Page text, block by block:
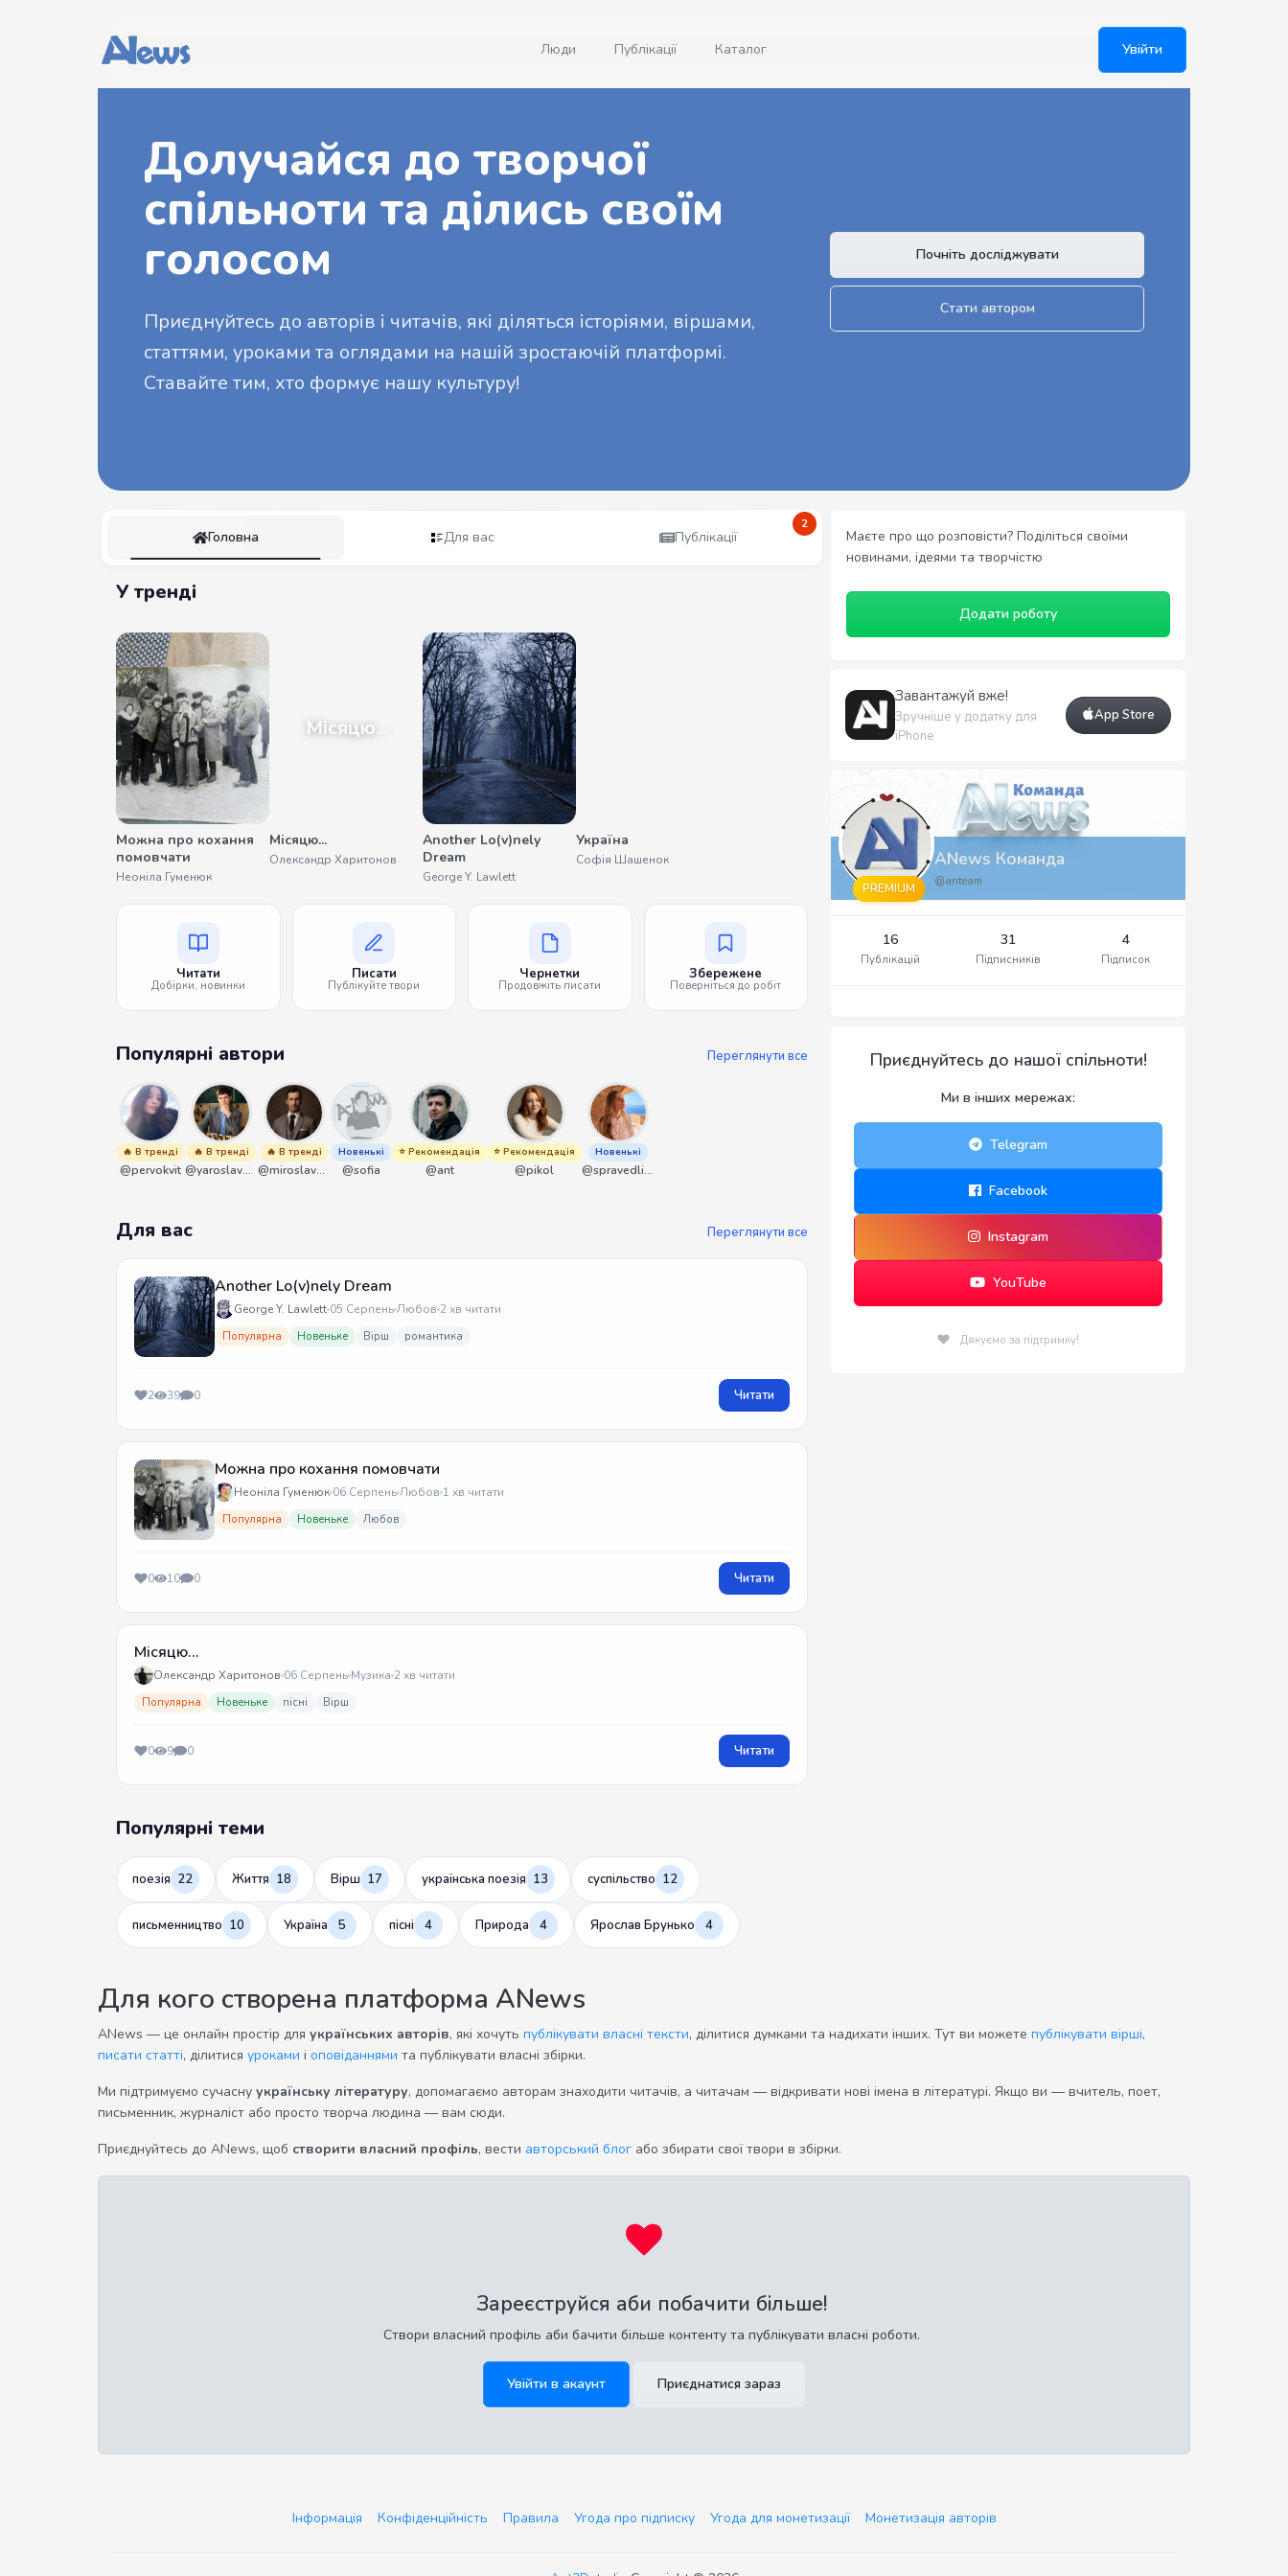
Люди Публікації Каталог Увійти
Долучайся до творчої
спільноти та ділись своїм
голосом
Приєднуйтесь до авторів і читачів, які діляться історіями, віршами,
статтями, уроками та оглядами на нашій зростаючій платформі.
Ставайте тим, хто формує нашу культуру!
Почніть досліджувати
Стати автором
Головна Для вас Публікації
2
У тренді
Можна про кохання
помовчати
Неоніла Гуменюк
Місяцю...
Місяцю...
Олександр Харитонов
Another Lo(v)nely
Dream
George Y. Lawlett
Україна
Софія Шашенок
Читати
Добірки, новинки
Писати
Публікуйте твори
Чернетки
Продовжіть писати
Збережене
Поверніться до робіт
Популярні автори Переглянути все
🔥 В тренді
@pervokvit
🔥 В тренді
@yaroslavbrunko
🔥 В тренді
@miroslavmaniyk
Новенькі
@sofia
⭐ Рекомендація
@ant
⭐ Рекомендація
@pikol
Новенькі
@spravedliwa
Для вас Переглянути все
Another Lo(v)nely Dream
George Y. Lawlett 05 СерпеньЛюбов 2 хв читати
Популярна Новеньке Вірш романтика
2 39 0 Читати
Можна про кохання помовчати
Неоніла Гуменюк 06 СерпеньЛюбов 1 хв читати
Популярна Новеньке Любов
0 10 0 Читати
Місяцю...
Олександр Харитонов 06 Серпень Музика 2 хв читати
Популярна Новеньке пісні Вірш
0 9 0 Читати
Популярні теми
поезія 22 Життя 18 Вірш 17 українська поезія 13 суспільство 12
письменництво 10 Україна 5 пісні 4 Природа 4 Ярослав Брунько 4
Маєте про що розповісти? Поділіться своїми
новинами, ідеями та творчістю
Додати роботу
Завантажуй вже!
Зручніше у додатку для
iPhone
App Store
PREMIUM
ANews Команда
@anteam
16
Публікацій
31
Підписників
4
Підписок
Приєднуйтесь до нашої спільноти!
Ми в інших мережах:
Telegram
Facebook
Instagram
YouTube
Дякуємо за підтримку!
Для кого створена платформа ANews
ANews — це онлайн простір для українських авторів, які хочуть публікувати власні тексти, ділитися думками та надихати інших. Тут ви можете публікувати вірші,
писати статті, ділитися уроками і оповіданнями та публікувати власні збірки.
Ми підтримуємо сучасну українську літературу, допомагаємо авторам знаходити читачів, а читачам — відкривати нові імена в літературі. Якщо ви — вчитель, поет,
письменник, журналіст або просто творча людина — вам сюди.
Приєднуйтесь до ANews, щоб створити власний профіль, вести авторський блог або збирати свої твори в збірки.
Зареєструйся аби побачити більше!
Створи власний профіль аби бачити більше контенту та публікувати власні роботи.
Увійти в акаунт Приєднатися зараз
Інформація Конфіденційність Правила Угода про підписку Угода для монетизації Монетизація авторів